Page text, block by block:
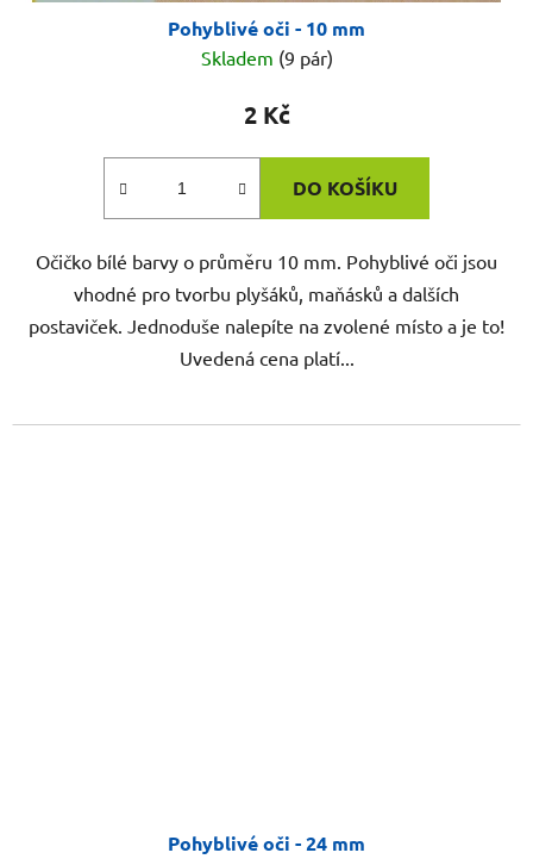
Pohyblivé oči - 10 mm
Skladem (9 pár)
2 Kč
DO KOŠÍKU
Očičko bílé barvy o průměru 10 mm. Pohyblivé oči jsou
vhodné pro tvorbu plyšáků, maňásků a dalších
postaviček. Jednoduše nalepíte na zvolené místo a je to!
Uvedená cena platí...
Pohyblivé oči - 24 mm